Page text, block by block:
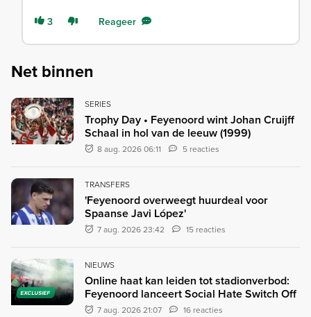
3 Reageer
Net binnen
SERIES
Trophy Day • Feyenoord wint Johan Cruijff
Schaal in hol van de leeuw (1999)
8 aug. 2026 06:11 5 reacties
TRANSFERS
'Feyenoord overweegt huurdeal voor
Spaanse Javi López'
7 aug. 2026 23:42 15 reacties
EXCLUSIEF
NIEUWS
Online haat kan leiden tot stadionverbod:
Feyenoord lanceert Social Hate Switch Off
7 aug. 2026 21:07 16 reacties